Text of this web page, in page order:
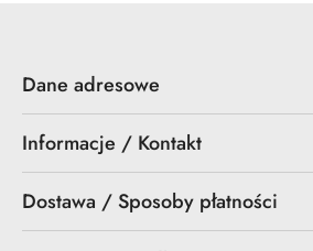
Dane adresowe
Informacje / Kontakt
Dostawa / Sposoby płatności